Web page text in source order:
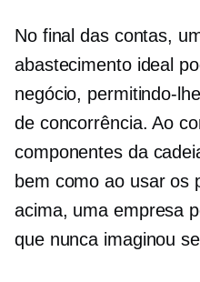
No final das contas,
abastecimento ideal
negócio, permitindo-
de concorrência. Ao
componentes da
bem como ao usar os
acima, uma empresa
que nunca imaginou